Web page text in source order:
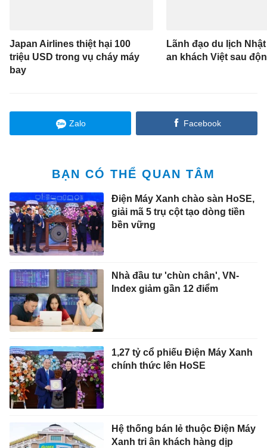
Japan Airlines thiệt hại 100
triệu USD trong vụ cháy máy
bay
Lãnh đạo du lịch
an khách Việt sau
Zalo Facebook
BẠN CÓ THỂ QUAN TÂM
Điện Máy Xanh chào sàn HoSE,
giải mã 5 trụ cột tạo dòng tiền
bền vững
Nhà đầu tư 'chùn chân', VN-
Index giảm gần 12 điểm
1,27 tỷ cổ phiếu Điện Máy Xanh
chính thức lên HoSE
Hệ thống bán lẻ thuộc Điện Máy
Xanh tri ân khách hàng dịp